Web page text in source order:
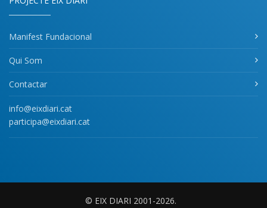
Manifest Fundacional
Qui Som
Contactar
info@eixdiari.cat
participa@eixdiari.cat
© EIX DIARI 2001-2026.